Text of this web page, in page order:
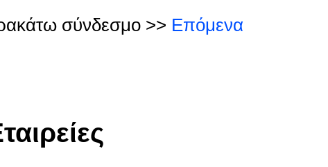
σύνδεσμο >> Επόμενα